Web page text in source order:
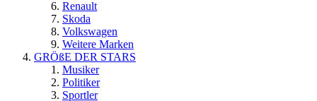
Renault
Skoda
Volkswagen
Weitere Marken
GRÖßE DER STARS
Musiker
Politiker
Sportler